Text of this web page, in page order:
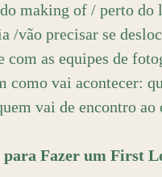
making of / perto do
/vão precisar se
com as equipes de
como vai acontecer:
vai de encontro ao
Fazer um First